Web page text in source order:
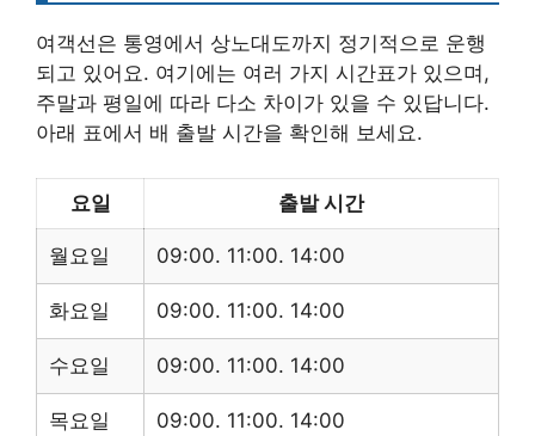
여객선은 통영에서 상노대도까지 정기적으로 운행
되고 있어요. 여기에는 여러 가지 시간표가 있으며,
주말과 평일에 따라 다소 차이가 있을 수 있답니다.
아래 표에서 배 출발 시간을 확인해 보세요.
요일 출발 시간
월요일 09:00. 11:00. 14:00
화요일 09:00. 11:00. 14:00
수요일 09:00. 11:00. 14:00
목요일 09:00. 11:00. 14:00